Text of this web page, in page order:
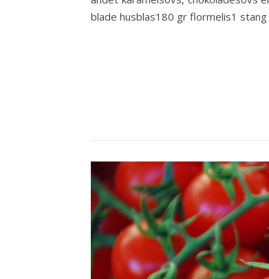
blade husblas180 gr flormelis1